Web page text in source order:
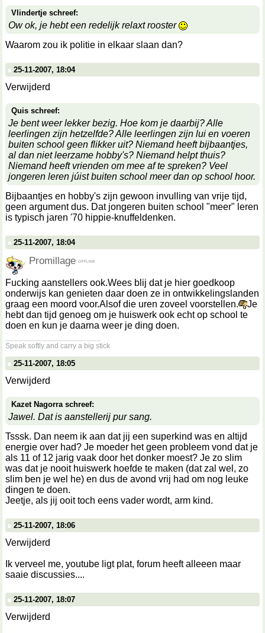
Vlindertje schreef:
Ow ok, je hebt een redelijk relaxt rooster
Waarom zou ik politie in elkaar slaan dan?
25-11-2007, 18:04
Verwijderd
Quis schreef:
Je bent weer lekker bezig. Hoe kom je daarbij? Alle
leerlingen zijn hetzelfde? Alle leerlingen zijn lui en voeren
buiten school geen flikker uit? Niemand heeft bijbaantjes,
al dan niet leerzame hobby's? Niemand helpt thuis?
Niemand heeft vrienden om mee af te spreken? Veel
jongeren leren júist buiten school meer dan op school hoor.
Bijbaantjes en hobby's zijn gewoon invulling van vrije tijd,
geen argument dus. Dat jongeren buiten school "meer" leren
is typisch jaren '70 hippie-knuffeldenken.
25-11-2007, 18:04
Promillage
Fucking aanstellers ook.Wees blij dat je hier goedkoop
onderwijs kan genieten daar doen ze in ontwikkelingslanden
graag een moord voor.Alsof die uren zoveel voorstellen.
Je
hebt dan tijd genoeg om je huiswerk ook echt op school te
doen en kun je daarna weer je ding doen.
Speak softly and carry a big stick
25-11-2007, 18:05
Verwijderd
Kazet Nagorra schreef:
Jawel. Dat is aanstellerij pur sang.
Tsssk. Dan neem ik aan dat jij een superkind was en altijd
energie over had? Je moeder het geen probleem vond dat je
als 11 of 12 jarig vaak door het donker moest? Je zo slim
was dat je nooit huiswerk hoefde te maken (dat zal wel, zo
slim ben je wel he) en dus de avond vrij had om nog leuke
dingen te doen.
Jeetje, als jij ooit toch eens vader wordt, arm kind.
25-11-2007, 18:06
Verwijderd
Ik verveel me, youtube ligt plat, forum heeft alleeen maar
saaie discussies....
25-11-2007, 18:07
Verwijderd